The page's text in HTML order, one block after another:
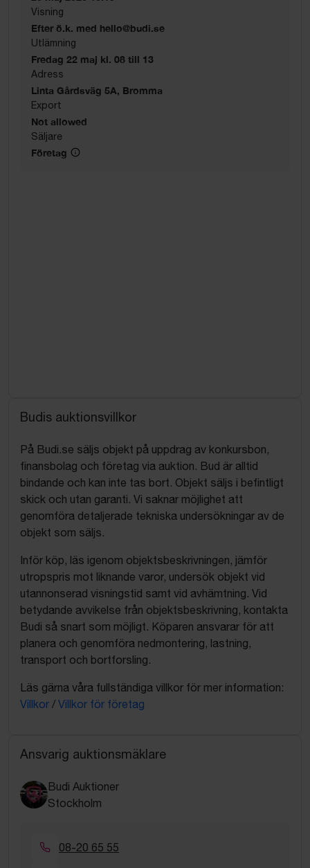
Visning
Efter ö.k. med hello@budi.se
Utlämning
Fredag 22 maj kl. 08 till 13
Adress
Linta Gårdsväg 5A, Bromma
Export
Not allowed
Säljare
Företag
Budis auktionsvillkor
På Budi.se säljs objekt på uppdrag av konkursbon,
finansbolag och företag via auktion. Bud är alltid
bindande och kan inte tas bort. Objekt säljs i befintligt
skick och utan garanti. Vi saknar möjlighet att
genomföra detaljerade tekniska undersökningar av de
objekt som säljs.
Inför köp, läs igenom objektsbeskrivningen, jämför
utropspris mot liknande varor, undersök objekt vid
utannonserad visningstid samt vid avhämtning. Vid
betydande avvikelse från objektsbeskrivning, kontakta
Budi så snart som möjligt. Köparen ansvarar för att
planera och genomföra nedmontering, lastning,
transport och bortforsling.
Läs gärna våra fullständiga villkor för mer information:
Villkor / Villkor för företag
Ansvarig auktionsmäklare
Budi Auktioner
Stockholm
08-20 65 55